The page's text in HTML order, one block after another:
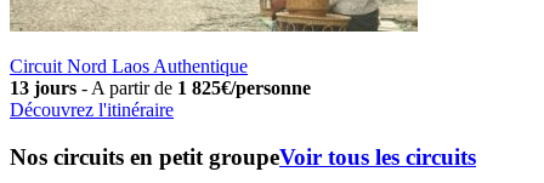
Circuit Nord Laos Authentique
13 jours - A partir de 1 825€/personne
Découvrez l'itinéraire
Nos circuits en petit groupeVoir tous les circuits